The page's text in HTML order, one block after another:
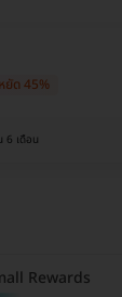
ยัด 45%
6 เดือน
Rewards